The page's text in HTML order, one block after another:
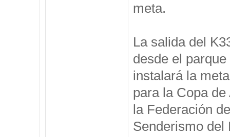
meta.
La salida del
desde el
instalará la
para la Copa
la Federación
Senderismo del